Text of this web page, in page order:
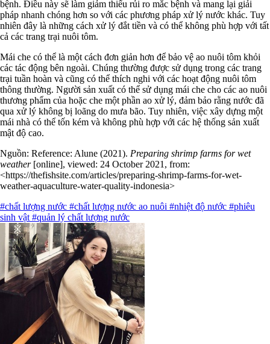
bệnh. Điều này sẽ làm giảm thiểu rủi ro mắc bệnh và mang lại giải
pháp nhanh chóng hơn so với các phương pháp xử lý nước khác. Tuy
nhiên đây là những cách xử lý đắt tiền và có thể không phù hợp với tất
cả các trang trại nuôi tôm.
Mái che có thể là một cách đơn giản hơn để bảo vệ ao nuôi tôm khỏi
các tác động bên ngoài. Chúng thường được sử dụng trong các trang
trại tuần hoàn và cũng có thể thích nghi với các hoạt động nuôi tôm
thông thường. Người sản xuất có thể sử dụng mái che cho các ao nuôi
thương phẩm của hoặc che một phần ao xử lý, đảm bảo rằng nước đã
qua xử lý không bị loãng do mưa bão. Tuy nhiên, việc xây dựng một
mái nhà có thể tốn kém và không phù hợp với các hệ thống sản xuất
mật độ cao.
Nguồn: Reference: Alune (2021). Preparing shrimp farms for wet
weather[online], viewed: 24 October 2021, from:
<https://thefishsite.com/articles/preparing-shrimp-farms-for-wet-
weather-aquaculture-water-quality-indonesia>
#chất lượng nước #chất lượng nước ao nuôi #nhiệt độ nước #phiêu
sinh vật #quản lý chất lượng nước